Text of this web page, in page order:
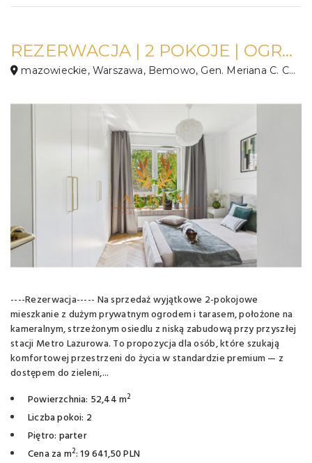
REZERWACJA | 2 POKOJE | OGRÓDEK | OSIEDLE PREMIUM
mazowieckie, Warszawa, Bemowo, Gen. Meriana C. Coopera
----Rezerwacja----- Na sprzedaż wyjątkowe 2-pokojowe
mieszkanie z dużym prywatnym ogrodem i tarasem, położone na
kameralnym, strzeżonym osiedlu z niską zabudową przy przyszłej
stacji Metro Lazurowa. To propozycja dla osób, które szukają
komfortowej przestrzeni do życia w standardzie premium — z
dostępem do zieleni,...
Powierzchnia: 52,44 m2
Liczba pokoi: 2
Piętro: parter
Cena za m2: 19 641,50 PLN